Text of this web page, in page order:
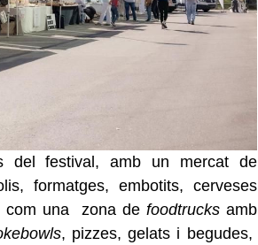
del festival, amb un mercat de
formatges, embotits, cerveses
com una zona de foodtrucks amb
, pizzes, gelats i begudes,